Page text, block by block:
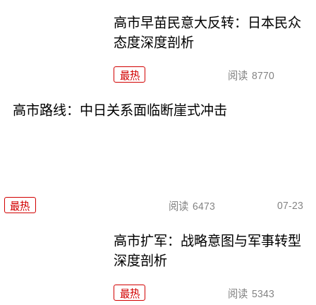
高市早苗民意大反转：日本民众
态度深度剖析
最热 阅读 8770
高市路线：中日关系面临断崖式冲击
最热 阅读 6473 07-23
高市扩军：战略意图与军事转型
深度剖析
最热 阅读 5343